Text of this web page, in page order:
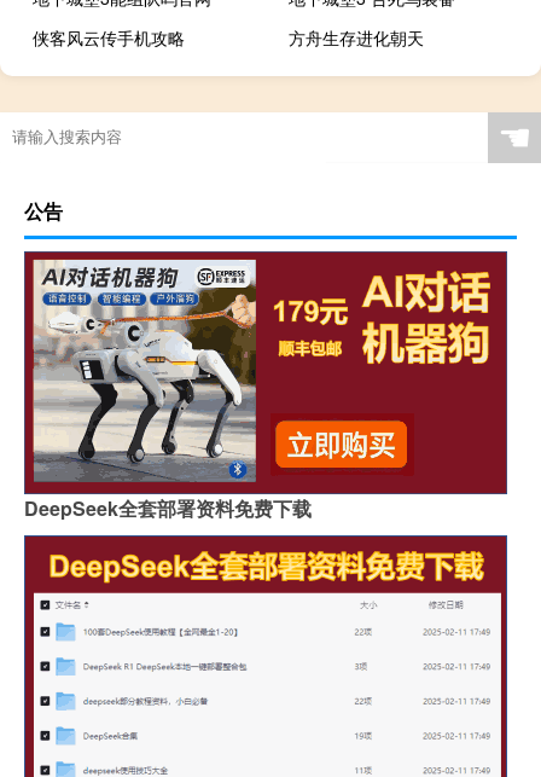
侠客风云传手机攻略
方舟生存进化朝天
☚
公告
DeepSeek全套部署资料免费下载